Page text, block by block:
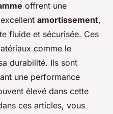
offrent une
amortissement,
fluide et sécurisée. Ces
comme le
durabilité. Ils sont
une performance
élevé dans cette
ces articles, vous